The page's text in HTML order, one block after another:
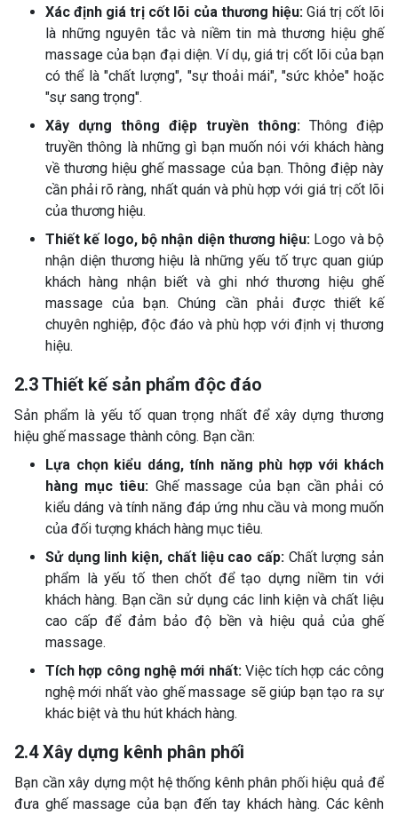
Xác định giá trị cốt lõi của thương hiệu: Giá trị cốt lõi
là những nguyên tắc và niềm tin mà thương hiệu ghế
massage của bạn đại diện. Ví dụ, giá trị cốt lõi của bạn
có thể là "chất lượng", "sự thoải mái", "sức khỏe" hoặc
"sự sang trọng".
Xây dựng thông điệp truyền thông: Thông điệp
truyền thông là những gì bạn muốn nói với khách hàng
về thương hiệu ghế massage của bạn. Thông điệp này
cần phải rõ ràng, nhất quán và phù hợp với giá trị cốt lõi
của thương hiệu.
Thiết kế logo, bộ nhận diện thương hiệu: Logo và bộ
nhận diện thương hiệu là những yếu tố trực quan giúp
khách hàng nhận biết và ghi nhớ thương hiệu ghế
massage của bạn. Chúng cần phải được thiết kế
chuyên nghiệp, độc đáo và phù hợp với định vị thương
hiệu.
2.3 Thiết kế sản phẩm độc đáo
Sản phẩm là yếu tố quan trọng nhất để xây dựng thương
hiệu ghế massage thành công. Bạn cần:
Lựa chọn kiểu dáng, tính năng phù hợp với khách
hàng mục tiêu: Ghế massage của bạn cần phải có
kiểu dáng và tính năng đáp ứng nhu cầu và mong muốn
của đối tượng khách hàng mục tiêu.
Sử dụng linh kiện, chất liệu cao cấp:Chất lượng sản
phẩm là yếu tố then chốt để tạo dựng niềm tin với
khách hàng. Bạn cần sử dụng các linh kiện và chất liệu
cao cấp để đảm bảo độ bền và hiệu quả của ghế
massage.
Tích hợp công nghệ mới nhất:Việc tích hợp các công
nghệ mới nhất vào ghế massage sẽ giúp bạn tạo ra sự
khác biệt và thu hút khách hàng.
2.4 Xây dựng kênh phân phối
Bạn cần xây dựng một hệ thống kênh phân phối hiệu quả để
đưa ghế massage của bạn đến tay khách hàng. Các kênh